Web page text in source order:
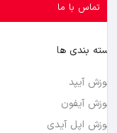
تماس با ما
دسته بندی ها
آموزش آیپد
آموزش آیفون
آموزش اپل آیدی